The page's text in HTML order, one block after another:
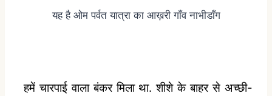
यह है ओम पर्वत यात्रा का आख़री गाँव नाभीडाँग
हमें चारपाई वाला बंकर मिला था. शीशे के बाहर से अच्छी-